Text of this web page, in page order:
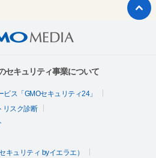
合せを頂く際に広告IDをご提供頂く
不可となる恐れがございます。
条件達成をしない場合は後日否認処
が未付与の場合、本サイトのお問
さい。
い合わせることはお控えくださ
セキュリティ事業について
ス「GMOセキュリティ24」
リスク診断
キュリティ byイエラエ）